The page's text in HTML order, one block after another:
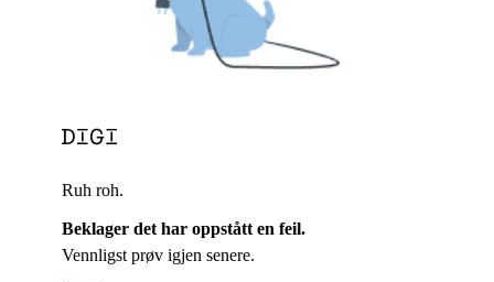
Ruh roh.
Beklager det har oppstått en feil.
Vennligst prøv igjen senere.